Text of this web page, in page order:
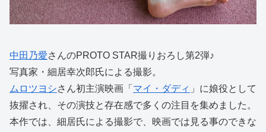
中田乃愛さんのPROTO STAR撮りおろし第2弾♪
写真家・細居幸次郎氏による撮影。
ムロツヨシさん初主演映画「 マイ・ダディ 」に娘役として
抜擢され、その演技と存在感で多くの注目を集めました。
本作では、細居氏による撮影で、映画では見る事のできな